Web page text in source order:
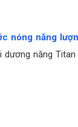
nóng năng
năng